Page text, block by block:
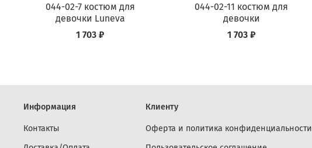
044-02-7 костюм для
девочки Luneva
1 703 ₽
044-02-11 костюм для
девочки
1 703 ₽
Информация
Контакты
Клиенту
Оферта и политика конфиденциальности